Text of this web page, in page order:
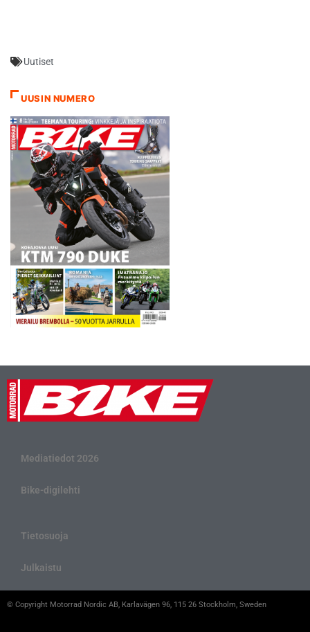
sijoilla pitkään, kuudentena
jäänyt heistä kilpailun
puoliväliin mennessä jo kuusi
sekuntia. Ducatin
varikkotaululta näytettiin…
Uutiset
UUSIN NUMERO
Mediatiedot 2026
Bike-digilehti
Tietosuoja
Julkaistu
© Copyright Motorrad Nordic AB, Karlavägen 96, 115 26 Stockholm, Sweden